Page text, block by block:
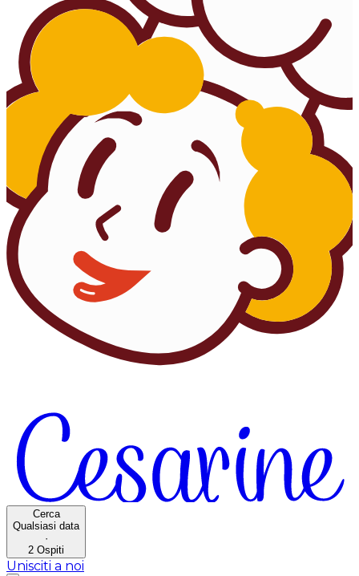
Cerca
Qualsiasi data
·
2 Ospiti
Unisciti a noi